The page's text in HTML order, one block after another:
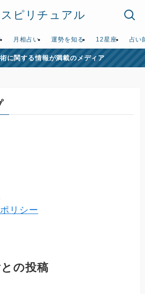
ピリチュアル
月相占い 運勢を知る 12星座 占い
に関する情報が満載のメディア
リシー
の投稿